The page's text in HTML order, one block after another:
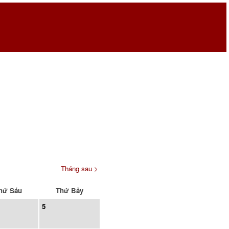
Tháng sau >
Sáu
Thứ Bảy
5